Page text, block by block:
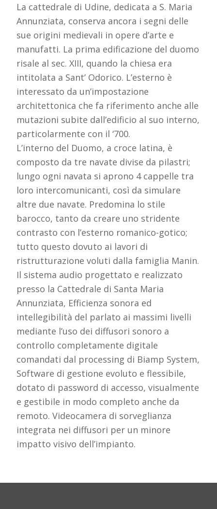
La cattedrale di Udine, dedicata a S. Maria
Annunziata, conserva ancora i segni delle
sue origini medievali in opere d’arte e
manufatti. La prima edificazione del duomo
risale al sec. XIII, quando la chiesa era
intitolata a Sant’ Odorico. L’esterno è
interessato da un’impostazione
architettonica che fa riferimento anche alle
mutazioni subite dall’edificio al suo interno,
particolarmente con il ‘700.
L’interno del Duomo, a croce latina, è
composto da tre navate divise da pilastri;
lungo ogni navata si aprono 4 cappelle tra
loro intercomunicanti, così da simulare
altre due navate. Predomina lo stile
barocco, tanto da creare uno stridente
contrasto con l’esterno romanico-gotico;
tutto questo dovuto ai lavori di
ristrutturazione voluti dalla famiglia Manin.
Il sistema audio progettato e realizzato
presso la Cattedrale di Santa Maria
Annunziata, Efficienza sonora ed
intellegibilità del parlato ai massimi livelli
mediante l’uso dei diffusori sonoro a
controllo completamente digitale
comandati dal processing di Biamp System,
Software di gestione evoluto e flessibile,
dotato di password di accesso, visualmente
e gestibile in modo completo anche da
remoto. Videocamera di sorveglianza
integrata nei diffusori per un minore
impatto visivo dell’impianto.